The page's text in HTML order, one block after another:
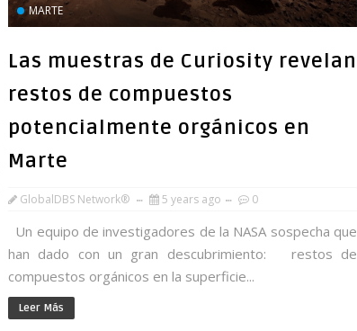
MARTE
Las muestras de Curiosity revelan
restos de compuestos
potencialmente orgánicos en
Marte
GlobalDBS Network® 5 years ago 0
Un equipo de investigadores de la NASA sospecha que
han dado con un gran descubrimiento: restos de
compuestos orgánicos en la superficie...
Leer Más